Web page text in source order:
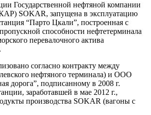
Государственной нефтяной компании
SOKAR, запущена в эксплуатацию
“Парто Цкали”, построенная с
способности нефтетерминала
перевалочного актива
согласно контракту между
нефтяного терминала) и ООО
дорога”, подписанному в 2008 г.
заработавшей в мае 2012 г.,
производства SOKAR (вагоны с